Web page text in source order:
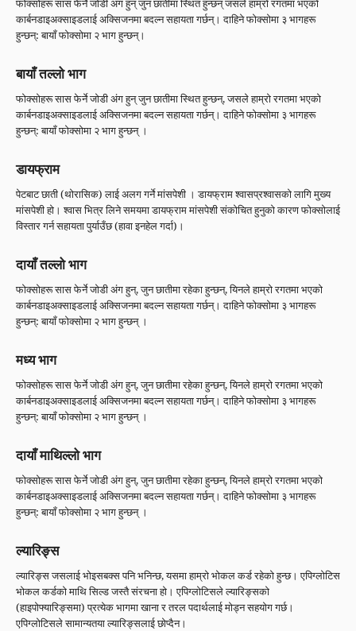
फोक्सोहरू सास फेर्ने जोडी अंग हुन् जुन छातीमा स्थित हुन्छन् जसले हाम्रो रगतमा भएको
कार्बनडाइअक्साइडलाई अक्सिजनमा बदल्न सहायता गर्छन्। दाहिने फोक्सोमा ३ भागहरू
हुन्छन्: बायाँ फोक्सोमा २ भाग हुन्छन्।
बायाँ तल्लो भाग
फोक्सोहरू सास फेर्ने जोडी अंग हुन् जुन छातीमा स्थित हुन्छन्, जसले हाम्रो रगतमा भएको
कार्बनडाइअक्साइडलाई अक्सिजनमा बदल्न सहायता गर्छन्। दाहिने फोक्सोमा ३ भागहरू
हुन्छन्: बायाँ फोक्सोमा २ भाग हुन्छन् ।
डायफ्राम
पेटबाट छाती (थोरासिक) लाई अलग गर्ने मांसपेशी । डायफ्राम श्वासप्रश्वासको लागि मुख्य
मांसपेशी हो। श्वास भित्र लिने समयमा डायफ्राम मांसपेशी संकोचित हुनुको कारण फोक्सोलाई
विस्तार गर्न सहायता पुर्याउँछ (हावा इनहेल गर्दा)।
दायाँ तल्लो भाग
फोक्सोहरू सास फेर्ने जोडी अंग हुन्, जुन छातीमा रहेका हुन्छन्, यिनले हाम्रो रगतमा भएको
कार्बनडाइअक्साइडलाई अक्सिजनमा बदल्न सहायता गर्छन्। दाहिने फोक्सोमा ३ भागहरू
हुन्छन्: बायाँ फोक्सोमा २ भाग हुन्छन् ।
मध्य भाग
फोक्सोहरू सास फेर्ने जोडी अंग हुन्, जुन छातीमा रहेका हुन्छन्, यिनले हाम्रो रगतमा भएको
कार्बनडाइअक्साइडलाई अक्सिजनमा बदल्न सहायता गर्छन्। दाहिने फोक्सोमा ३ भागहरू
हुन्छन्: बायाँ फोक्सोमा २ भाग हुन्छन् ।
दायाँ माथिल्लो भाग
फोक्सोहरू सास फेर्ने जोडी अंग हुन्, जुन छातीमा रहेका हुन्छन्, यिनले हाम्रो रगतमा भएको
कार्बनडाइअक्साइडलाई अक्सिजनमा बदल्न सहायता गर्छन्। दाहिने फोक्सोमा ३ भागहरू
हुन्छन्: बायाँ फोक्सोमा २ भाग हुन्छन् ।
ल्यारिङ्स
ल्यारिङ्स जसलाई भोइसबक्स पनि भनिन्छ, यसमा हाम्रो भोकल कर्ड रहेको हुन्छ। एपिग्लोटिस
भोकल कर्डको माथि सिल्ड जस्तै संरचना हो। एपिग्लोटिसले ल्यारिङ्सको
(हाइपोफ्यारिङ्समा) प्रत्येक भागमा खाना र तरल पदार्थलाई मोड्न सहयोग गर्छ।
एपिग्लोटिसले सामान्यतया ल्यारिङ्सलाई छोप्दैन।